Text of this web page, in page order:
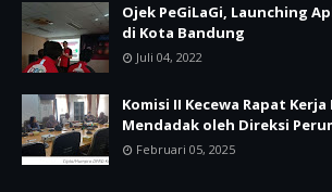
Ojek PeGiLaGi, Launching
di Kota Bandung
Juli 04, 2022
Komisi II Kecewa Rapat
Mendadak oleh Direksi
Februari 05, 2025